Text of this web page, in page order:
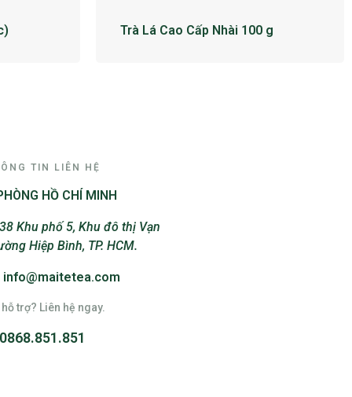
Trà Lá Cao Cấp Nhài 100 g
TIN LIÊN HỆ
HỒ CHÍ MINH
Khu phố 5, Khu đô thị Vạn
Hiệp Bình, TP. HCM.
info@maitetea.com
hỗ trợ? Liên hệ ngay.
0868.851.851